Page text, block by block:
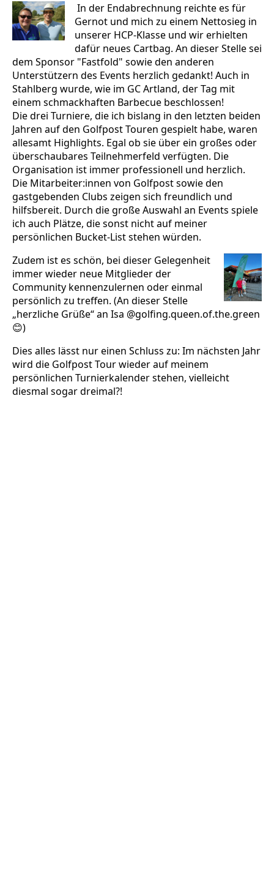
In der Endabrechnung reichte es für
Gernot und mich zu einem Nettosieg in
unserer HCP-Klasse und wir erhielten
dafür neues Cartbag. An dieser Stelle sei
dem Sponsor "Fastfold" sowie den anderen
Unterstützern des Events herzlich gedankt! Auch in
Stahlberg wurde, wie im GC Artland, der Tag mit
einem schmackhaften Barbecue beschlossen!
Die drei Turniere, die ich bislang in den letzten beiden
Jahren auf den Golfpost Touren gespielt habe, waren
allesamt Highlights. Egal ob sie über ein großes oder
überschaubares Teilnehmerfeld verfügten. Die
Organisation ist immer professionell und herzlich.
Die Mitarbeiter:innen von Golfpost sowie den
gastgebenden Clubs zeigen sich freundlich und
hilfsbereit. Durch die große Auswahl an Events spiele
ich auch Plätze, die sonst nicht auf meiner
persönlichen Bucket-List stehen würden.
Zudem ist es schön, bei dieser Gelegenheit
immer wieder neue Mitglieder der
Community kennenzulernen oder einmal
persönlich zu treffen. (An dieser Stelle
„herzliche Grüße“ an Isa @golfing.queen.of.the.green
😊)
Dies alles lässt nur einen Schluss zu: Im nächsten Jahr
wird die Golfpost Tour wieder auf meinem
persönlichen Turnierkalender stehen, vielleicht
diesmal sogar dreimal?!